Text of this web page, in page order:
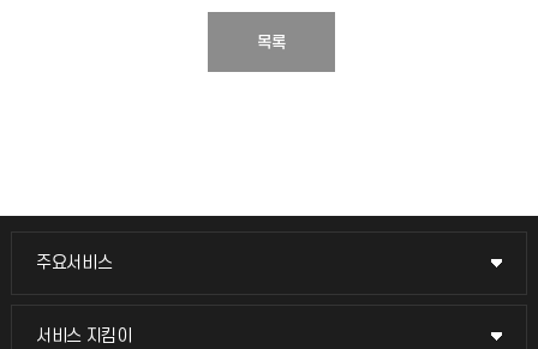
목록
주요서비스
주요서비스
교무회의방송
서비스 지킴이
서비스 지킴이